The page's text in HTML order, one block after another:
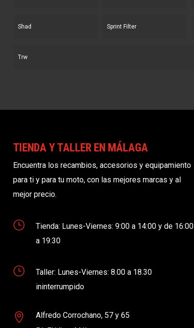
Shad Sprint Filter
Trw
TIENDA Y TALLER EN MÁLAGA
Encuentra los recambios, accesorios y equipamiento
para ti y para tu moto, con las mejores marcas y al
mejor precio.
}
Tienda: Lunes-Viernes: 9:00 a 14:00 y de 16:00
a 19:30
}
Taller: Lunes-Viernes: 8.00 a 18.30
ininterrumpido

Alfredo Corrochano, 57 y 65